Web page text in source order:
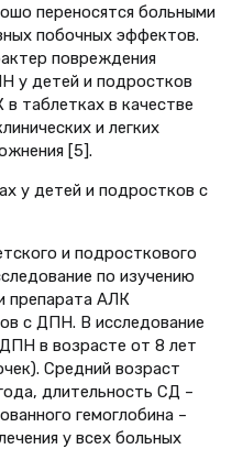
переносятся больными
побочных эффектов.
повреждения
у детей и подростков
таблетках в качестве
и легких
[5].
у детей и подростков с
и подросткового
по изучению
препарата АЛК
с ДПН. В исследование
в возрасте от 8 лет
Средний возраст
длительность СД –
гемоглобина –
у всех больных